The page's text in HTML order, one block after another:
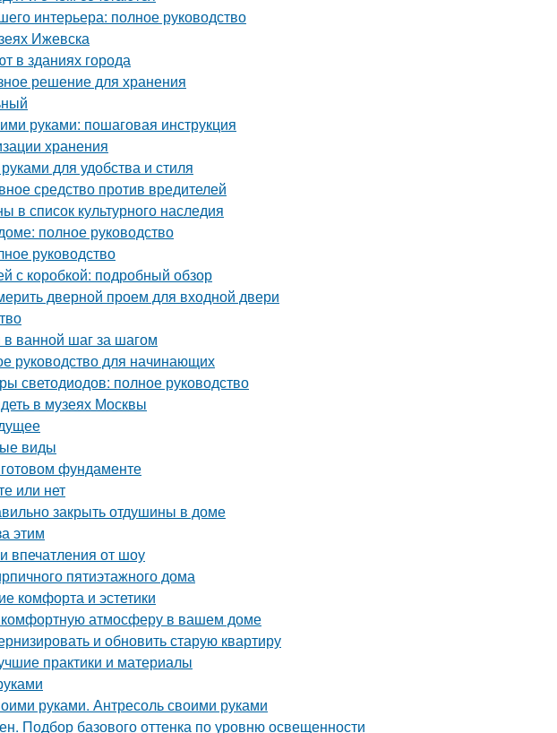
интерьера: полное руководство
Ижевска
в зданиях города
решение для хранения
руками: пошаговая инструкция
хранения
для удобства и стиля
средство против вредителей
в список культурного наследия
полное руководство
руководство
с коробкой: подробный обзор
дверной проем для входной двери
в ванной шаг за шагом
руководство для начинающих
светодиодов: полное руководство
в музеях Москвы
виды
фундаменте
или нет
закрыть отдушины в доме
этим
впечатления от шоу
пятиэтажного дома
комфорта и эстетики
атмосферу в вашем доме
и обновить старую квартиру
практики и материалы
руками. Антресоль своими руками
Подбор базового оттенка по уровню освещенности